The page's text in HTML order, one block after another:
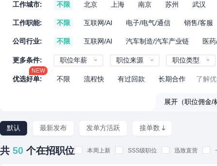
工作城市: 不限 北京 上海 南京 苏州 武汉
工作职能: 不限 互联网/AI 电子/电气/通信 销售/客服
公司行业: 不限 互联网/AI 汽车制造/汽车产业链 医
更多条件: 职位年薪 职位来源 职位类型
优选好单:
NEW
不限 流程快 有过回款 长期合作 了解
展开（职位佣
默认 最新发布 发单方活跃 接单数
共 50 个在招职位 本周上新 SSS级职位 迅致直营